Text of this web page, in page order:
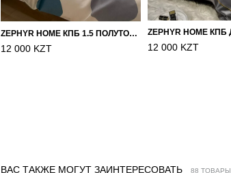
ZEPHYR HOME КПБ 1.5 ПОЛУТОРКА ЦВЕТНЫЕ КРУГИ
12 000 KZT 12 000 KZT
ВАС ТАКЖЕ МОГУТ ЗАИНТЕРЕСОВАТЬ 88 ТОВАРЫ